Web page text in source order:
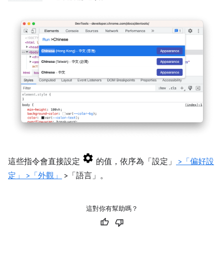
這些指令會直接設定 的值，依序為「設定」
>「偏好設
定」
>「外觀」 >「語言」。
這對你有幫助嗎？